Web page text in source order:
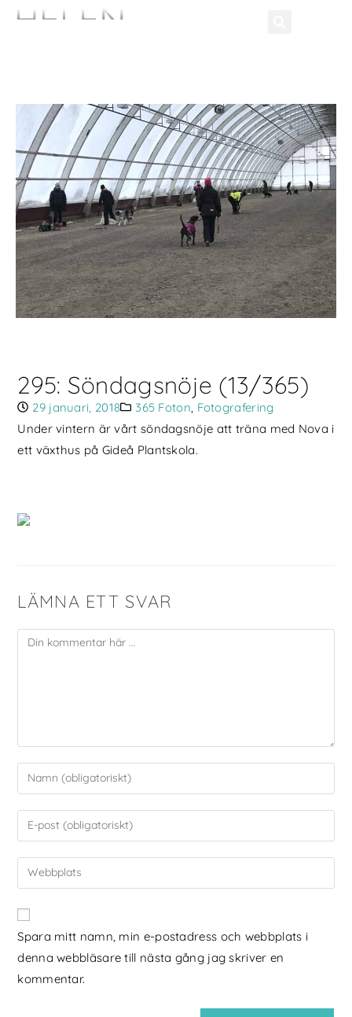
295: Söndagsnöje (13/365)
29 januari, 2018 365 Foton Fotografering
Under vintern är vårt söndagsnöje att träna med Nova i
ett växthus på Gideå Plantskola.
LÄMNA ETT SVAR
Spara mitt namn, min e-postadress och webbplats i
denna webbläsare till nästa gång jag skriver en
kommentar.